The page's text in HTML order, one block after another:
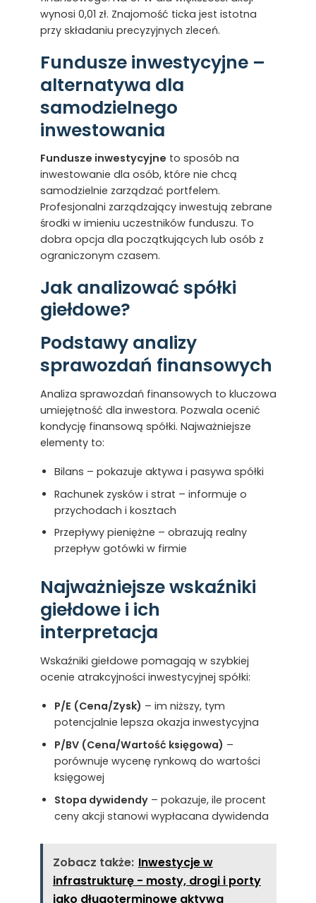
wynosi 0,01 zł. Znajomość ticka jest istotna
przy składaniu precyzyjnych zleceń.
Fundusze inwestycyjne –
alternatywa dla
samodzielnego
inwestowania
Fundusze inwestycyjne to sposób na
inwestowanie dla osób, które nie chcą
samodzielnie zarządzać portfelem.
Profesjonalni zarządzający inwestują zebrane
środki w imieniu uczestników funduszu. To
dobra opcja dla początkujących lub osób z
ograniczonym czasem.
Jak analizować spółki
giełdowe?
Podstawy analizy
sprawozdań finansowych
Analiza sprawozdań finansowych to kluczowa
umiejętność dla inwestora. Pozwala ocenić
kondycję finansową spółki. Najważniejsze
elementy to:
Bilans – pokazuje aktywa i pasywa spółki
Rachunek zysków i strat – informuje o
przychodach i kosztach
Przepływy pieniężne – obrazują realny
przepływ gotówki w firmie
Najważniejsze wskaźniki
giełdowe i ich
interpretacja
Wskaźniki giełdowe pomagają w szybkiej
ocenie atrakcyjności inwestycyjnej spółki:
P/E (Cena/Zysk) – im niższy, tym
potencjalnie lepsza okazja inwestycyjna
P/BV (Cena/Wartość księgowa) –
porównuje wycenę rynkową do wartości
księgowej
Stopa dywidendy– pokazuje, ile procent
ceny akcji stanowi wypłacana dywidenda
Zobacz także: Inwestycje w
infrastrukturę - mosty, drogi i porty
jako długoterminowe aktywa